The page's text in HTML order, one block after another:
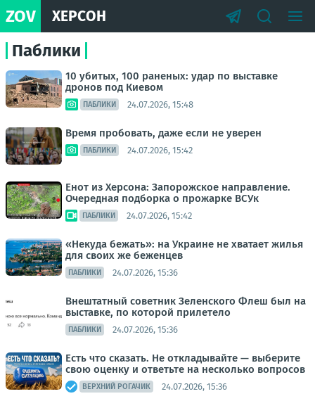
ZOV ХЕРСОН
Паблики
10 убитых, 100 раненых: удар по выставке
дронов под Киевом
ПАБЛИКИ 24.07.2026, 15:48
Время пробовать, даже если не уверен
ПАБЛИКИ 24.07.2026, 15:42
Енот из Херсона: Запорожское направление.
Очередная подборка о прожарке ВСУк
ПАБЛИКИ 24.07.2026, 15:42
«Некуда бежать»: на Украине не хватает жилья
для своих же беженцев
ПАБЛИКИ 24.07.2026, 15:36
Внештатный советник Зеленского Флеш был на
выставке, по которой прилетело
ПАБЛИКИ 24.07.2026, 15:36
Есть что сказать. Не откладывайте — выберите
свою оценку и ответьте на несколько вопросов
ВЕРХНИЙ РОГАЧИК 24.07.2026, 15:36